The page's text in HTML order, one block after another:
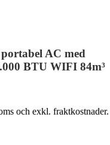
AC med
BTU WIFI 84m³
och exkl. fraktkostnader.